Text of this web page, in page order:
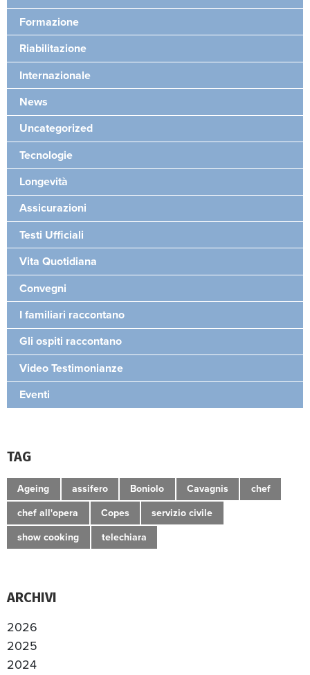
Formazione
Riabilitazione
Internazionale
News
Uncategorized
Tecnologie
Longevità
Assicurazioni
Testi Ufficiali
Vita Quotidiana
Convegni
I familiari raccontano
Gli ospiti raccontano
Video Testimonianze
Eventi
TAG
Ageing assifero Boniolo Cavagnis chef
chef all'opera Copes servizio civile
show cooking telechiara
ARCHIVI
2026
2025
2024